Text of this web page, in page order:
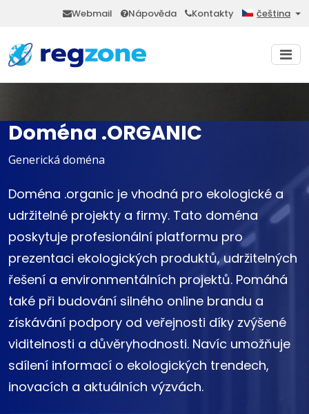
Webmail Nápověda Kontakty čeština
Doména .ORGANIC
Generická doména
Doména .organic je vhodná pro ekologické a
udržitelné projekty a firmy. Tato doména
poskytuje profesionální platformu pro
prezentaci ekologických produktů, udržitelných
řešení a environmentálních projektů. Pomáhá
také při budování silného online brandu a
získávání podpory od veřejnosti díky zvýšené
viditelnosti a důvěryhodnosti. Navíc umožňuje
sdílení informací o ekologických trendech,
inovacích a aktuálních výzvách.